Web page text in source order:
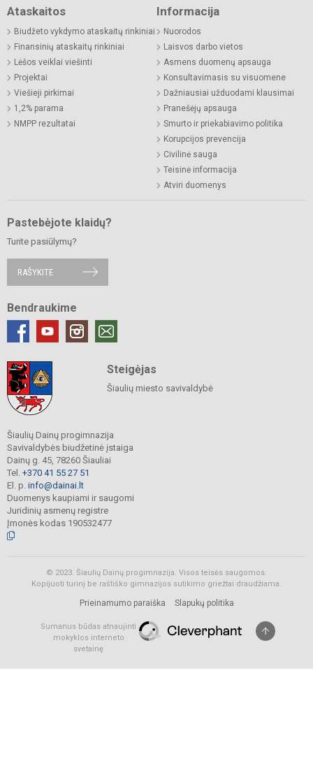
Ataskaitos
Biudžeto vykdymo ataskaitų rinkiniai
Finansinių ataskaitų rinkiniai
Lėšos veiklai viešinti
Projektai
Viešieji pirkimai
1,2% parama
NMPP rezultatai
Informacija
Nuorodos
Laisvos darbo vietos
Asmens duomenų apsauga
Konsultavimasis su visuomene
Dažniausiai užduodami klausimai
Pranešėjų apsauga
Smurto ir priekabiavimo politika
Korupcijos prevencija
Civilinė sauga
Teisinė informacija
Atviri duomenys
Pastebėjote klaidų?
Turite pasiūlymų?
RAŠYKITE
Bendraukime
Steigėjas
Šiaulių miesto savivaldybė
Šiaulių Dainų progimnazija
Savivaldybės biudžetinė įstaiga
Dainų g. 45, 78260 Šiauliai
Tel. +370 41 55 27 51
El. p. info@dainai.lt
Duomenys kaupiami ir saugomi
Juridinių asmenų registre
Įmonės kodas 190532477
© 2023. Šiaulių Dainų progimnazija. Visos teisės saugomos.
Kopijuoti turinį be raštiško gimnazijos sutikimo griežtai draudžiama.
Prieinamumo paraiška Slapukų politika
Sumanus būdas atnaujinti
mokyklos interneto
svetainę